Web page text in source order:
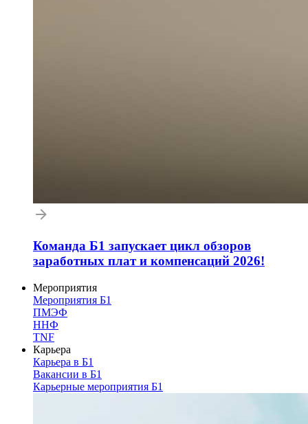
Команда Б1 запускает цикл обзоров
заработных плат и компенсаций 2026!
Мероприятия
Мероприятия Б1
ПМЭФ
ННФ
TNF
Карьера
Карьера в Б1
Вакансии в Б1
Карьерные мероприятия Б1